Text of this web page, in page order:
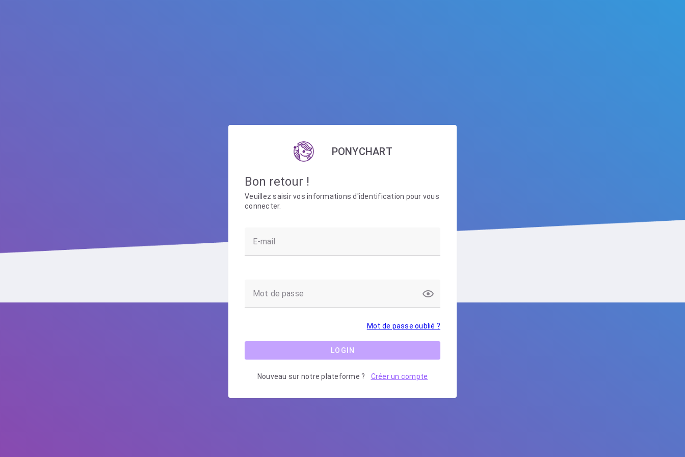
PONYCHART
Bon retour !
Veuillez saisir vos informations d'identification pour vous
connecter.
E-mail
Mot de passe
Mot de passe oublié ?
LOGIN
Nouveau sur notre plateforme ? Créer un compte